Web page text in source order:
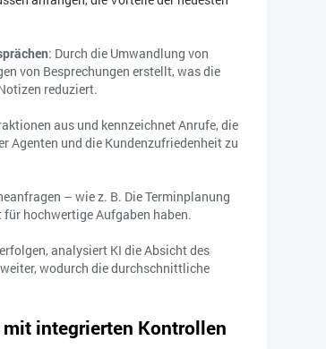
: Durch die Umwandlung von
von Besprechungen erstellt, was die
reduziert.
aus und kennzeichnet Anrufe, die
Agenten und die Kundenzufriedenheit zu
– wie z. B. Die Terminplanung
hochwertige Aufgaben haben.
analysiert KI die Absicht des
wodurch die durchschnittliche
integrierten Kontrollen